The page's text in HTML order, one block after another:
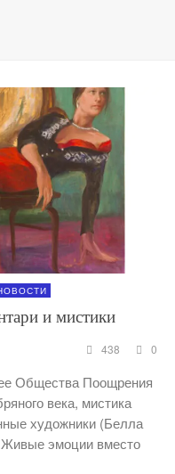
и мистики
438 0
Общества Поощрения
века, мистика
художники (Белла
эмоции вместо